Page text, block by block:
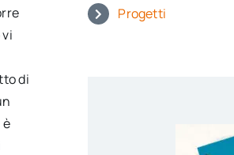
di
Progetti